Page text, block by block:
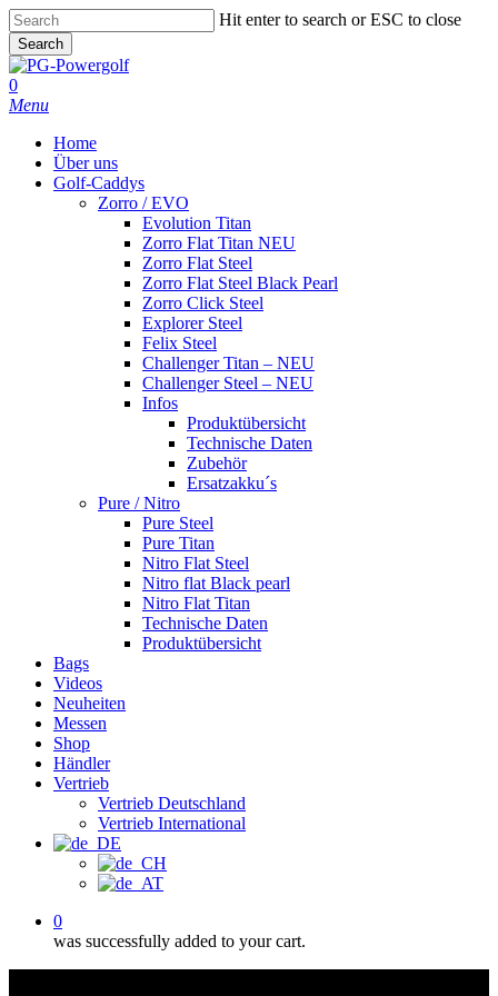
Skip
to
main
content
Hit enter to search or ESC to close
Search
Close
Search
0
Menu
Home
Über uns
Golf-Caddys
Zorro / EVO
Evolution Titan
Zorro Flat Titan NEU
Zorro Flat Steel
Zorro Flat Steel Black Pearl
Zorro Click Steel
Explorer Steel
Felix Steel
Challenger Titan – NEU
Challenger Steel – NEU
Infos
Produktübersicht
Technische Daten
Zubehör
Ersatzakku´s
Pure / Nitro
Pure Steel
Pure Titan
Nitro Flat Steel
Nitro flat Black pearl
Nitro Flat Titan
Technische Daten
Produktübersicht
Bags
Videos
Neuheiten
Messen
Shop
Händler
Vertrieb
Vertrieb Deutschland
Vertrieb International
0
was successfully added to your cart.